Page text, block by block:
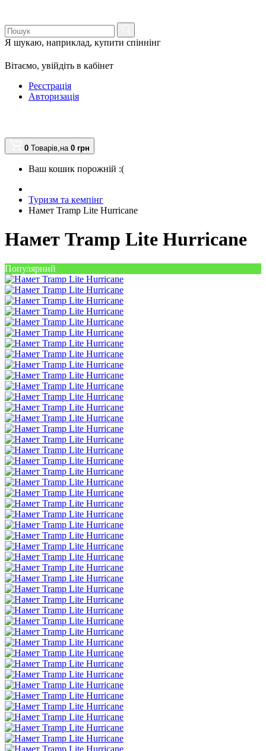
Я шукаю, наприклад, купити спіннінг
Вітаємо, увійдіть в кабінет
Реєстрація
Авторизація
0 Товарів,на 0 грн
Ваш кошик порожній :(
Туризм та кемпінг
Намет Tramp Lite Hurricane
Намет Tramp Lite Hurricane
Популярний